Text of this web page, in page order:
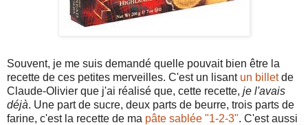
Souvent, je me suis demandé quelle pouvait bien être la
recette de ces petites merveilles. C'est un lisant un billetde
Claude-Olivier que j'ai réalisé que, cette recette, je l'avais
déjà. Une part de sucre, deux parts de beurre, trois parts de
farine, c'est la recette de ma pâte sablée "1-2-3". C'est aussi